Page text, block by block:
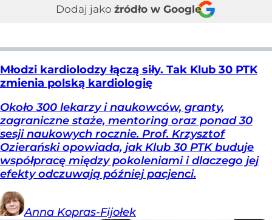
Dodaj jako źródło w Google
Młodzi kardiolodzy łączą siły. Tak Klub 30 PTK
zmienia polską kardiologię
Około 300 lekarzy i naukowców, granty,
zagraniczne staże, mentoring oraz ponad 30
sesji naukowych rocznie. Prof. Krzysztof
Ozierański opowiada, jak Klub 30 PTK buduje
współpracę między pokoleniami i dlaczego jej
efekty odczuwają później pacjenci.
Anna Kopras-Fijołek